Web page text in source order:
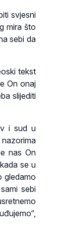
svjesni
mira što
sebi da
tekst
On onaj
slijediti
i sud u
nas On
se u
gledamo
sebi